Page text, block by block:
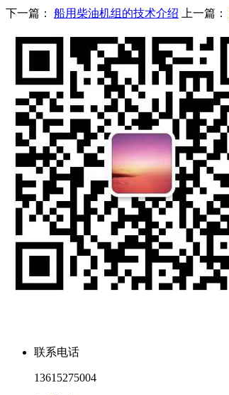
下一篇： 船用柴油机组的技术介绍 上一篇：
联系电话
13615275004